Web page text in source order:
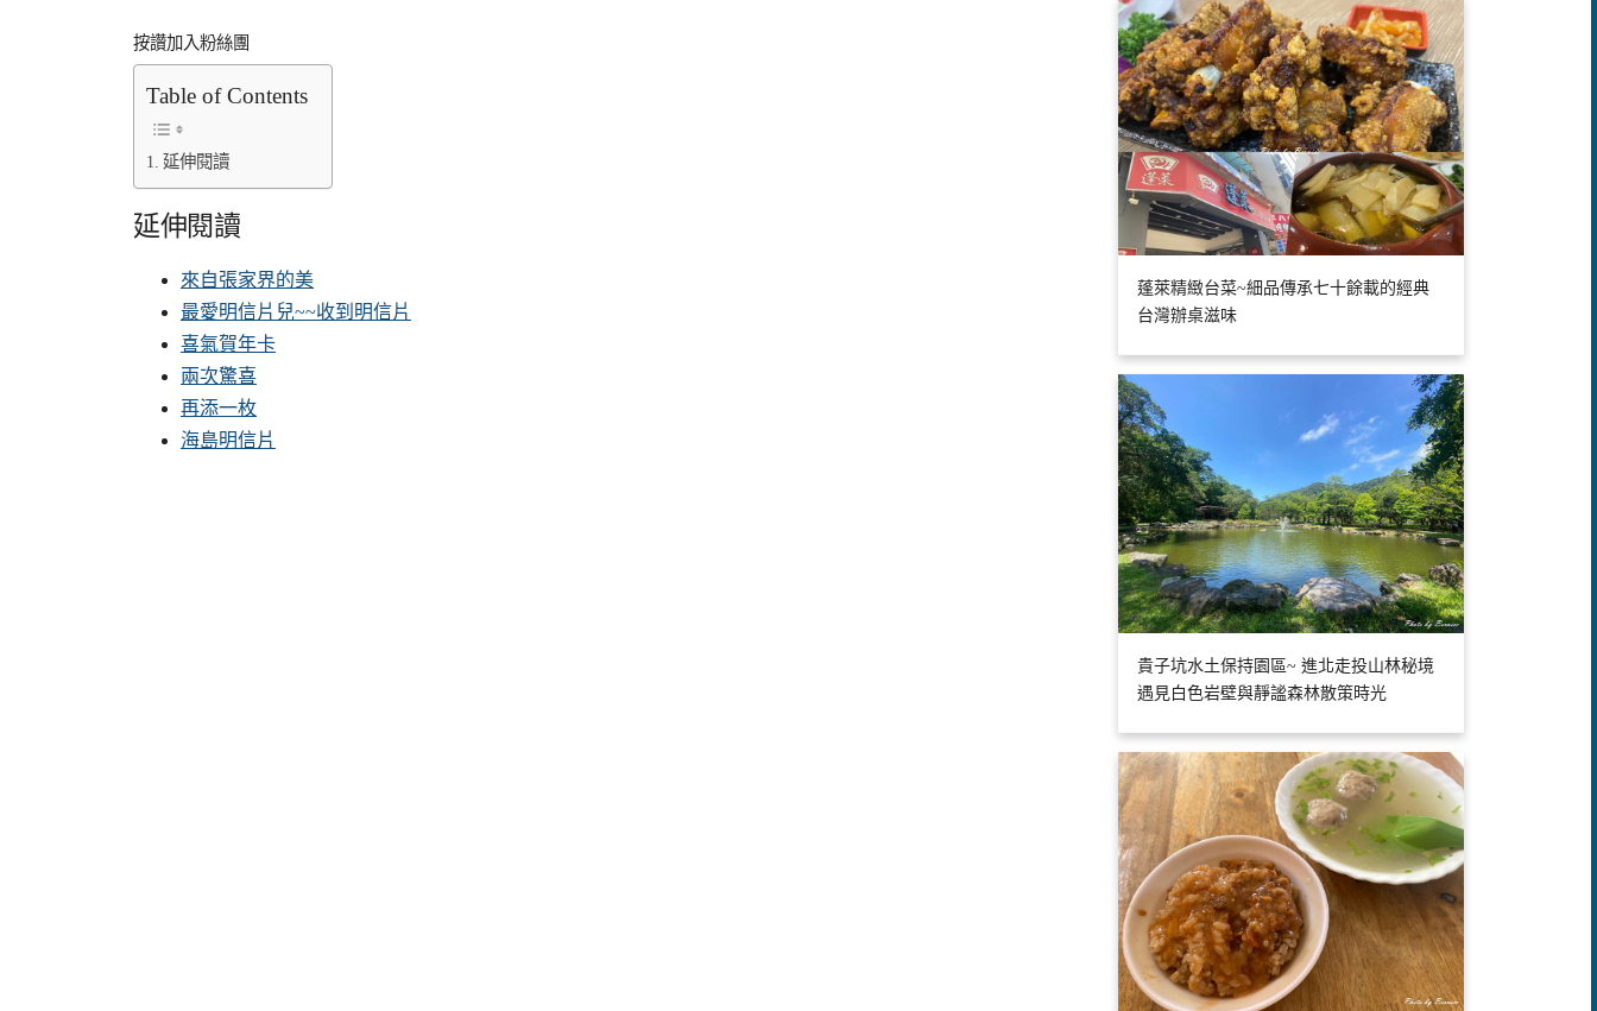
按讚加入粉絲團
Table of Contents
延伸閱讀
延伸閱讀
來自張家界的美
最愛明信片兒~~收到明信片
喜氣賀年卡
兩次驚喜
再添一枚
海島明信片
蓬萊精緻台菜~細品傳承七十餘載的經典
台灣辦桌滋味
貴子坑水土保持園區~ 進北走投山林秘境
遇見白色岩壁與靜謐森林散策時光